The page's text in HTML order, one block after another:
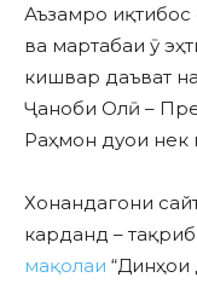
Аъзамро иқтибос
ва мартабаи ӯ
кишвар даъват
Ҷаноби Олӣ –
Раҳмон дуои нек
Хонандагони
карданд –
мақолаи